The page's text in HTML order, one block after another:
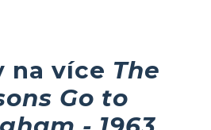
na více The
Go to